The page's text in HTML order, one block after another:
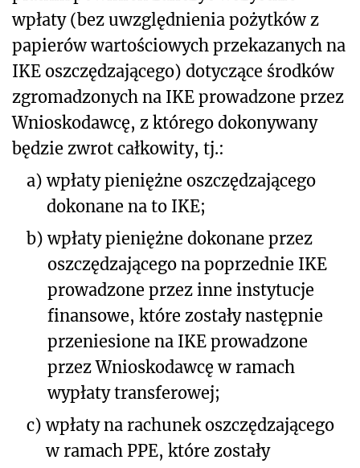
wpłaty (bez uwzględnienia pożytków z
papierów wartościowych przekazanych na
IKE oszczędzającego) dotyczące środków
zgromadzonych na IKE prowadzone przez
Wnioskodawcę, z którego dokonywany
będzie zwrot całkowity, tj.:
a) wpłaty pieniężne oszczędzającego
dokonane na to IKE;
b) wpłaty pieniężne dokonane przez
oszczędzającego na poprzednie IKE
prowadzone przez inne instytucje
finansowe, które zostały następnie
przeniesione na IKE prowadzone
przez Wnioskodawcę w ramach
wypłaty transferowej;
c) wpłaty na rachunek oszczędzającego
w ramach PPE, które zostały